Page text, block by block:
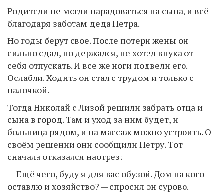
Родители не могли нарадоваться на сына, и всё
благодаря заботам деда Петра.
Но годы берут свое. После потери жены он
сильно сдал, но держался, не хотел внука от
себя отпускать. И все же ноги подвели его.
Ослабли. Ходить он стал с трудом и только с
палочкой.
Тогда Николай с Лизой решили забрать отца и
сына в город. Там и уход за ним будет, и
больница рядом, и на массаж можно устроить. О
своём решении они сообщили Петру. Тот
сначала отказался наотрез:
— Ещё чего, буду я для вас обузой. Дом на кого
оставлю и хозяйство? — спросил он сурово.